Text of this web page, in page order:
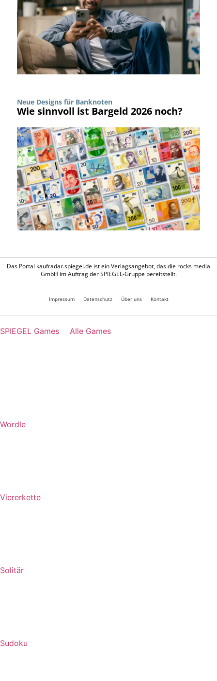
Neue Designs für Banknoten
Wie sinnvoll ist Bargeld 2026 noch?
Das Portal kaufradar.spiegel.de ist ein Verlagsangebot, das die rocks media
GmbH im Auftrag der SPIEGEL-Gruppe bereitstellt.
Impressum Datenschutz Über uns Kontakt
SPIEGEL Games Alle Games
Wordle
Viererkette
Solitär
Sudoku